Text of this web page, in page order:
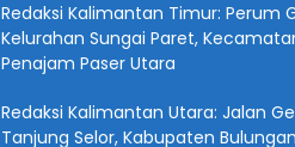
Redaksi Kalimantan Timur: Perum
Kelurahan Sungai Paret,
Penajam Paser Utara
Redaksi Kalimantan Utara: Jalan
Tanjung Selor, Kabupaten Bulungan